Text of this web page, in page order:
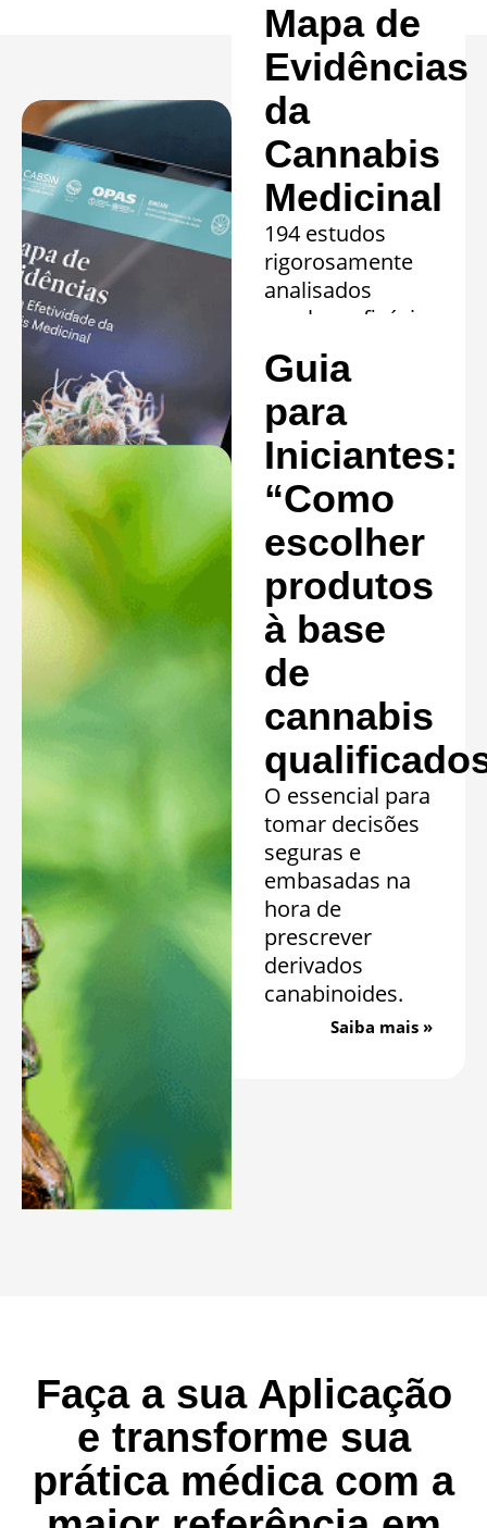
Mapa de
Evidências
da
Cannabis
Medicinal
194 estudos
rigorosamente
analisados
revelam eficácia
comprovada em
20 quadros
clínicos.
Saiba mais »
Guia
para
Iniciantes:
“Como
escolher
produtos
à base
de
cannabis
O essencial para
tomar decisões
seguras e
embasadas na
hora de
prescrever
derivados
canabinoides.
Saiba mais »
Faça a sua Aplicação
e transforme sua
prática médica com a